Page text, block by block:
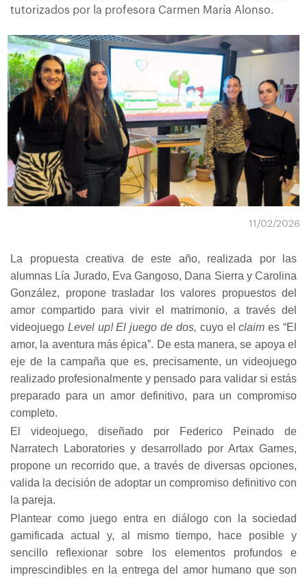
tutorizados por la profesora Carmen María Alonso.
11/02/2026
La propuesta creativa de este año, realizada por las
alumnas Lía Jurado, Eva Gangoso, Dana Sierra y Carolina
González, propone trasladar los valores propuestos del
amor compartido para vivir el matrimonio, a través del
videojuego Level up! El juego de dos, cuyo elclaimes “El
amor, la aventura más épica”. De esta manera, se apoya el
eje de la campaña que es, precisamente, un videojuego
realizado profesionalmente y pensado para validar si estás
preparado para un amor definitivo, para un compromiso
completo.
El videojuego, diseñado por Federico Peinado de
Narratech Laboratories y desarrollado por Artax Games,
propone un recorrido que, a través de diversas opciones,
valida la decisión de adoptar un compromiso definitivo con
la pareja.
Plantear como juego entra en diálogo con la sociedad
gamificada actual y, al mismo tiempo, hace posible y
sencillo reflexionar sobre los elementos profundos e
imprescindibles en la entrega del amor humano que son